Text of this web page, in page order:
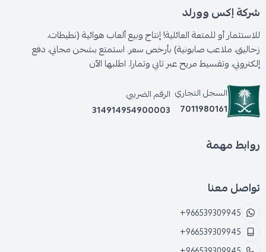
شركة إكس وورلد
للاستثمار أو للمتعة العائلية! إنتاج وبيع ألعاب هوائية (نطيطات،
زحاليق، ملاعب صابونية) بأرخص سعر. استمتع بشحن مجاني، دفع
إلكتروني، وتقسيط مريح عبر تابي وتمارا. اطلبها الآن
السجل التجاري
7011980161
الرقم الضريبي
314914954900003
روابط مهمة
تواصل معنا
+966539309945
+966539309945